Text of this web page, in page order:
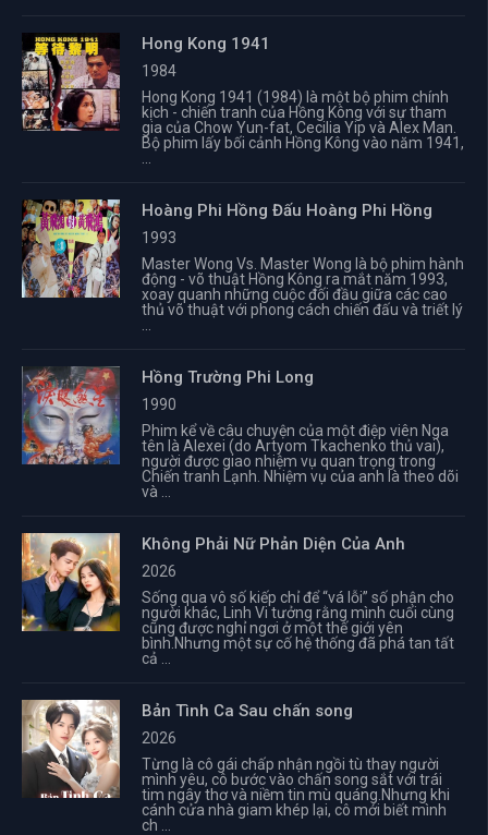
Hong Kong 1941
1984
Hong Kong 1941 (1984) là một bộ phim chính
kịch - chiến tranh của Hồng Kông với sự tham
gia của Chow Yun-fat, Cecilia Yip và Alex Man.
Bộ phim lấy bối cảnh Hồng Kông vào năm 1941,
Hoàng Phi Hồng Đấu Hoàng Phi Hồng
1993
Master Wong Vs. Master Wong là bộ phim hành
động - võ thuật Hồng Kông ra mắt năm 1993,
xoay quanh những cuộc đối đầu giữa các cao
thủ võ thuật với phong cách chiến đấu và triết lý
Hồng Trường Phi Long
1990
Phim kể về câu chuyện của một điệp viên Nga
tên là Alexei (do Artyom Tkachenko thủ vai),
người được giao nhiệm vụ quan trọng trong
Chiến tranh Lạnh. Nhiệm vụ của anh là theo dõi
và ...
Không Phải Nữ Phản Diện Của Anh
2026
Sống qua vô số kiếp chỉ để “vá lỗi” số phận cho
người khác, Linh Vi tưởng rằng mình cuối cùng
cũng được nghỉ ngơi ở một thế giới yên
bình.Nhưng một sự cố hệ thống đã phá tan tất
cả ...
Bản Tình Ca Sau chấn song
2026
Từng là cô gái chấp nhận ngồi tù thay người
mình yêu, cô bước vào chấn song sắt với trái
tim ngây thơ và niềm tin mù quáng.Nhưng khi
cánh cửa nhà giam khép lại, cô mới biết mình
ch ...